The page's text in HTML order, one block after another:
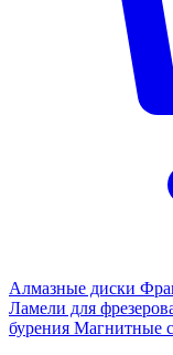
Алмазные диски
Ламели для
бурения Магнитные